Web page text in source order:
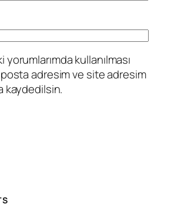
yorumlarımda kullanılması
adresim ve site adresim
kaydedilsin.